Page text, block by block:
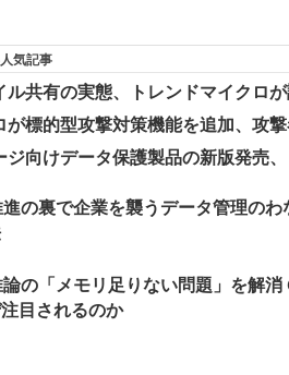
気記事
ル共有の実態、トレンドマイクロ
が標的型攻撃対策機能を追加、攻
ジ向けデータ保護製品の新版発売